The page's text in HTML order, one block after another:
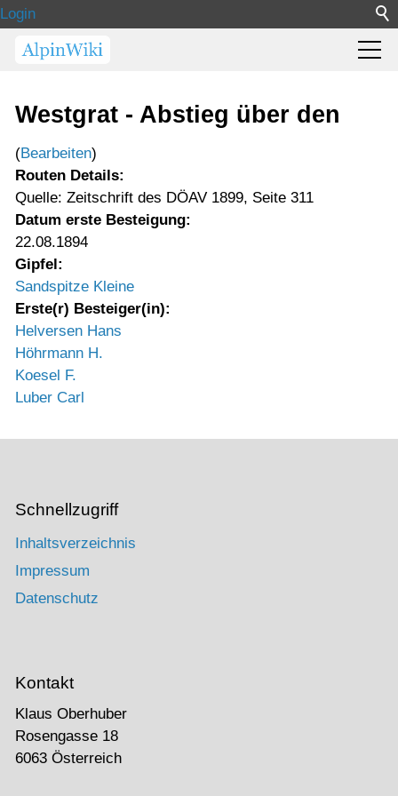
Login
Westgrat - Abstieg über den
(Bearbeiten)
Routen Details:
Quelle: Zeitschrift des DÖAV 1899, Seite 311
Datum erste Besteigung:
22.08.1894
Gipfel:
Sandspitze Kleine
Erste(r) Besteiger(in):
Helversen Hans
Höhrmann H.
Koesel F.
Luber Carl
Schnellzugriff
Inhaltsverzeichnis
Impressum
Datenschutz
Kontakt
Klaus Oberhuber
Rosengasse 18
6063 Österreich